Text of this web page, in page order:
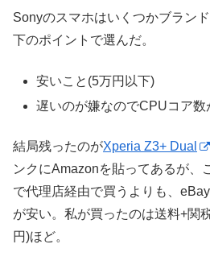
Sonyのスマホはいくつかブラン
下のポイントで選んだ。
安いこと(5万円以下)
遅いのが嫌なのでCPUコア数
結局残ったのがXperia Z3+ Dual
ンクにAmazonを貼ってあるが、
で代理店経由で買うよりも、
が安い。私が買ったのは送料+関
円)ほど。